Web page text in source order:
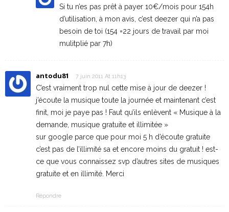
Si tu n’es pas prêt à payer 10€/mois pour 154h
d’utilisation, à mon avis, c’est deezer qui n’a pas
besoin de toi (154 =22 jours de travail par moi
mulitplié par 7h)
antodu81 7 juin 2011 At 11h13
C’est vraiment trop nul cette mise à jour de deezer !
j’écoute la musique toute la journée et maintenant c’est
finit, moi je paye pas ! Faut qu’ils enlèvent « Musique à la
demande, musique gratuite et illimitée »
sur google parce que pour moi 5 h d’écoute gratuite
c’est pas de l’illimité sa et encore moins du gratuit ! est-
ce que vous connaissez svp d’autres sites de musiques
gratuite et en illimité. Merci
Répondre